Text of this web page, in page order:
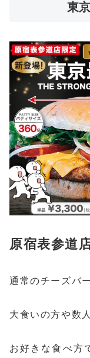
東
原宿表参道
通常のチーズバ
大食いの方や数
お好きな食べ方